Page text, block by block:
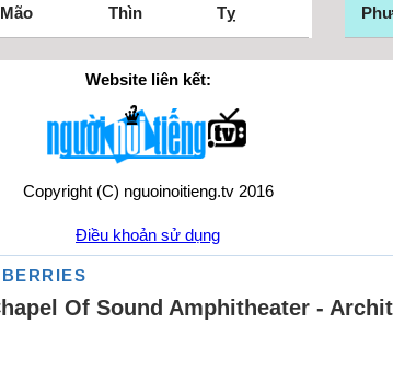
Mão Thìn Tỵ
Website liên kết:
Copyright (C) nguoinoitieng.tv 2016
Điều khoản sử dụng